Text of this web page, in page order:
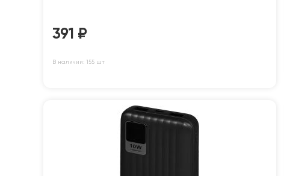
391 ₽
В наличии: 155 шт